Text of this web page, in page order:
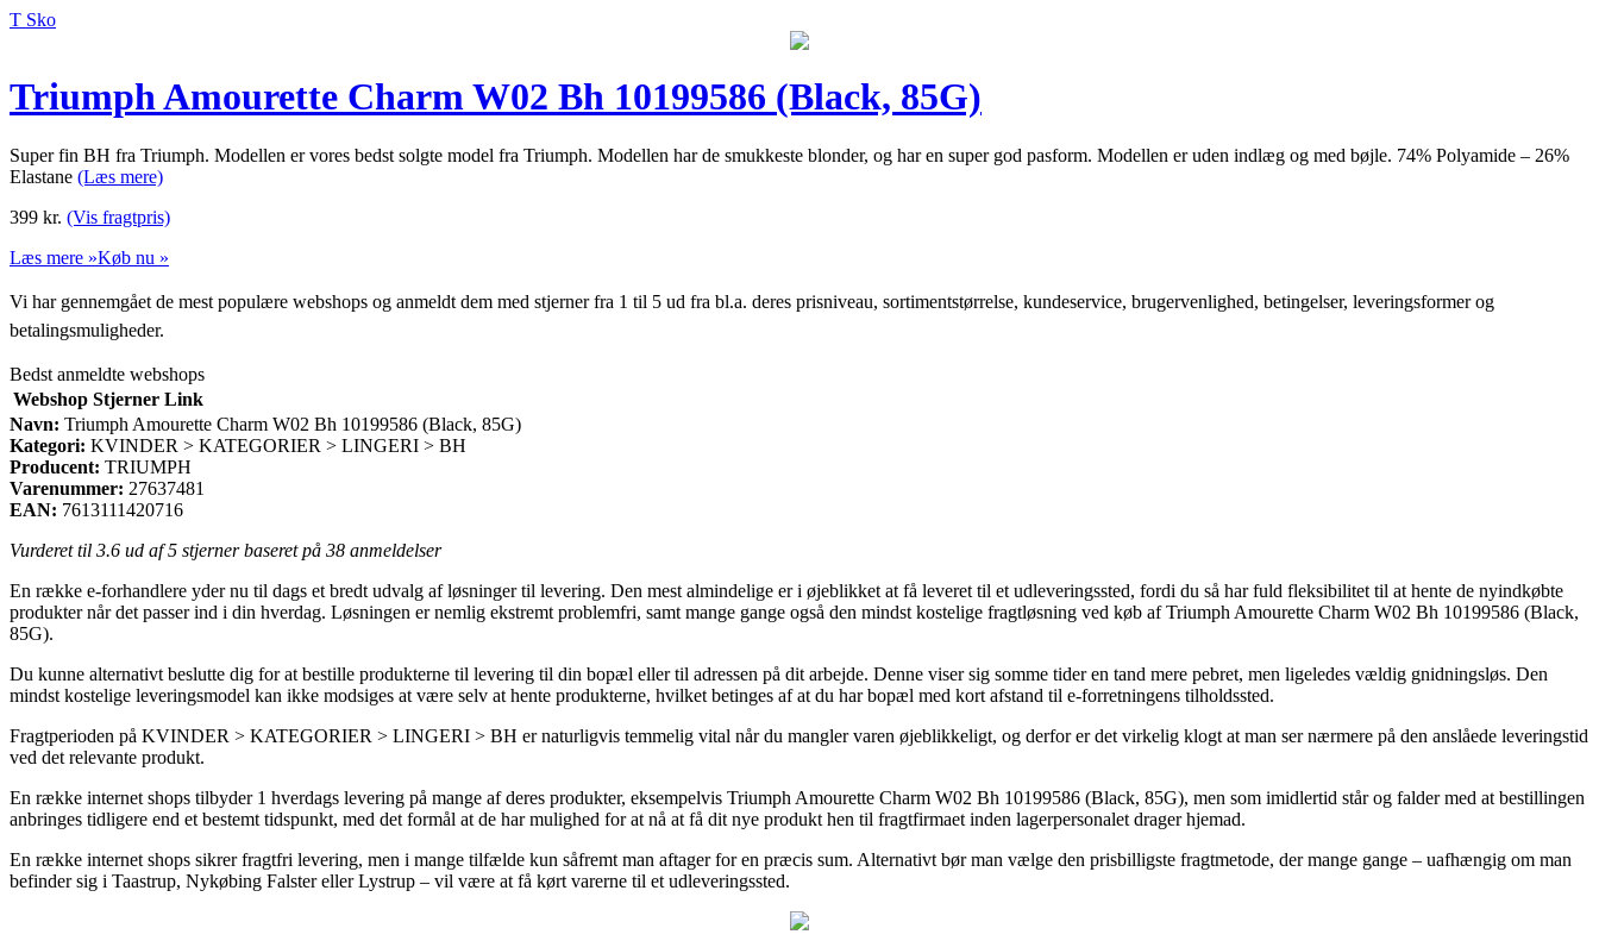
T Sko
Triumph Amourette Charm W02 Bh 10199586 (Black, 85G)
Super fin BH fra Triumph. Modellen er vores bedst solgte model fra Triumph. Modellen har de smukkeste blonder, og har en super god pasform. Modellen er uden indlæg og med bøjle. 74% Polyamide – 26%
Elastane (Læs mere)
399 kr. (Vis fragtpris)
Læs mere »Køb nu »
Vi har gennemgået de mest populære webshops og anmeldt dem med stjerner fra 1 til 5 ud fra bl.a. deres prisniveau, sortimentstørrelse, kundeservice, brugervenlighed, betingelser, leveringsformer og
betalingsmuligheder.
Bedst anmeldte webshops
Webshop Stjerner Link
Navn: Triumph Amourette Charm W02 Bh 10199586 (Black, 85G)
Kategori: KVINDER > KATEGORIER > LINGERI > BH
Producent: TRIUMPH
Varenummer: 27637481
EAN: 7613111420716
Vurderet til 3.6 ud af 5 stjerner baseret på 38 anmeldelser
En række e-forhandlere yder nu til dags et bredt udvalg af løsninger til levering. Den mest almindelige er i øjeblikket at få leveret til et udleveringssted, fordi du så har fuld fleksibilitet til at hente de nyindkøbte
produkter når det passer ind i din hverdag. Løsningen er nemlig ekstremt problemfri, samt mange gange også den mindst kostelige fragtløsning ved køb af Triumph Amourette Charm W02 Bh 10199586 (Black,
85G).
Du kunne alternativt beslutte dig for at bestille produkterne til levering til din bopæl eller til adressen på dit arbejde. Denne viser sig somme tider en tand mere pebret, men ligeledes vældig gnidningsløs. Den
mindst kostelige leveringsmodel kan ikke modsiges at være selv at hente produkterne, hvilket betinges af at du har bopæl med kort afstand til e-forretningens tilholdssted.
Fragtperioden på KVINDER > KATEGORIER > LINGERI > BH er naturligvis temmelig vital når du mangler varen øjeblikkeligt, og derfor er det virkelig klogt at man ser nærmere på den anslåede leveringstid
ved det relevante produkt.
En række internet shops tilbyder 1 hverdags levering på mange af deres produkter, eksempelvis Triumph Amourette Charm W02 Bh 10199586 (Black, 85G), men som imidlertid står og falder med at bestillingen
anbringes tidligere end et bestemt tidspunkt, med det formål at de har mulighed for at nå at få dit nye produkt hen til fragtfirmaet inden lagerpersonalet drager hjemad.
En række internet shops sikrer fragtfri levering, men i mange tilfælde kun såfremt man aftager for en præcis sum. Alternativt bør man vælge den prisbilligste fragtmetode, der mange gange – uafhængig om man
befinder sig i Taastrup, Nykøbing Falster eller Lystrup – vil være at få kørt varerne til et udleveringssted.